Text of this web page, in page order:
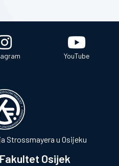
YouTube
Strossmayera u Osijeku
Osijek